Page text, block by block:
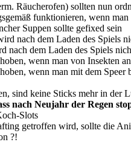
Räucherofen) sollten nun
funktionieren, wenn
Suppen sollte gefixed sein
nach dem Laden des Spiels
nach dem Laden des Spiels
wenn man von Insekten
wenn man mit dem Speer
sind keine Sticks mehr in der
nach Neujahr der Regen
Slots
getroffen wird, sollte die
?!